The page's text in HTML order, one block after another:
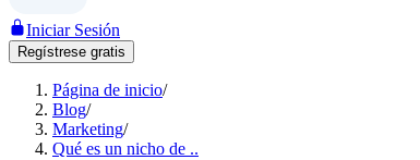
Iniciar Sesión
Regístrese gratis
Página de inicio/
Blog/
Marketing/
Qué es un nicho de ..